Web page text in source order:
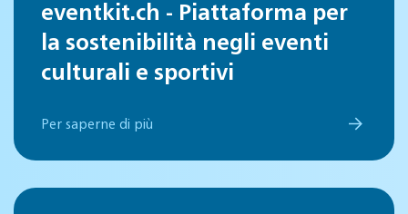
eventkit.ch - Piattaforma per
la sostenibilità negli eventi
culturali e sportivi
Per saperne di più